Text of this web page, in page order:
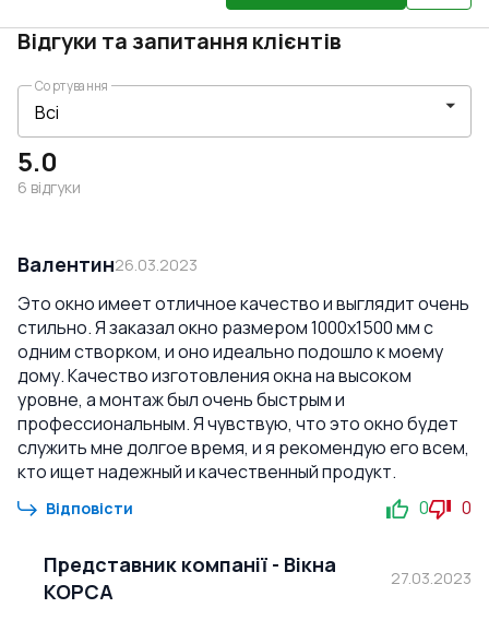
Відгуки та запитання клієнтів
5.0
6 відгуки
Сортування
Валентин26.03.2023
Это окно имеет отличное качество и выглядит очень
стильно. Я заказал окно размером 1000x1500 мм с
одним створком, и оно идеально подошло к моему
дому. Качество изготовления окна на высоком
уровне, а монтаж был очень быстрым и
профессиональным. Я чувствую, что это окно будет
служить мне долгое время, и я рекомендую его всем,
кто ищет надежный и качественный продукт.
Відповісти 0 0
Представник компанії - Вікна
КОРСА
27.03.2023